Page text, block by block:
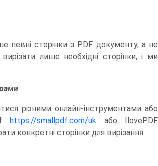
певні сторінки з PDF документу, а не
лише необхідні сторінки, і ми
різними онлайн-інструментами або
https://smallpdf.com/uk або IlovePDF
конкретні сторінки для вирізання.